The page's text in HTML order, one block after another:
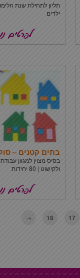
ילדים
בתים קטנים –
בסיס מצוין למגוון
ולקישוט | 80 יחידות
17
18
→